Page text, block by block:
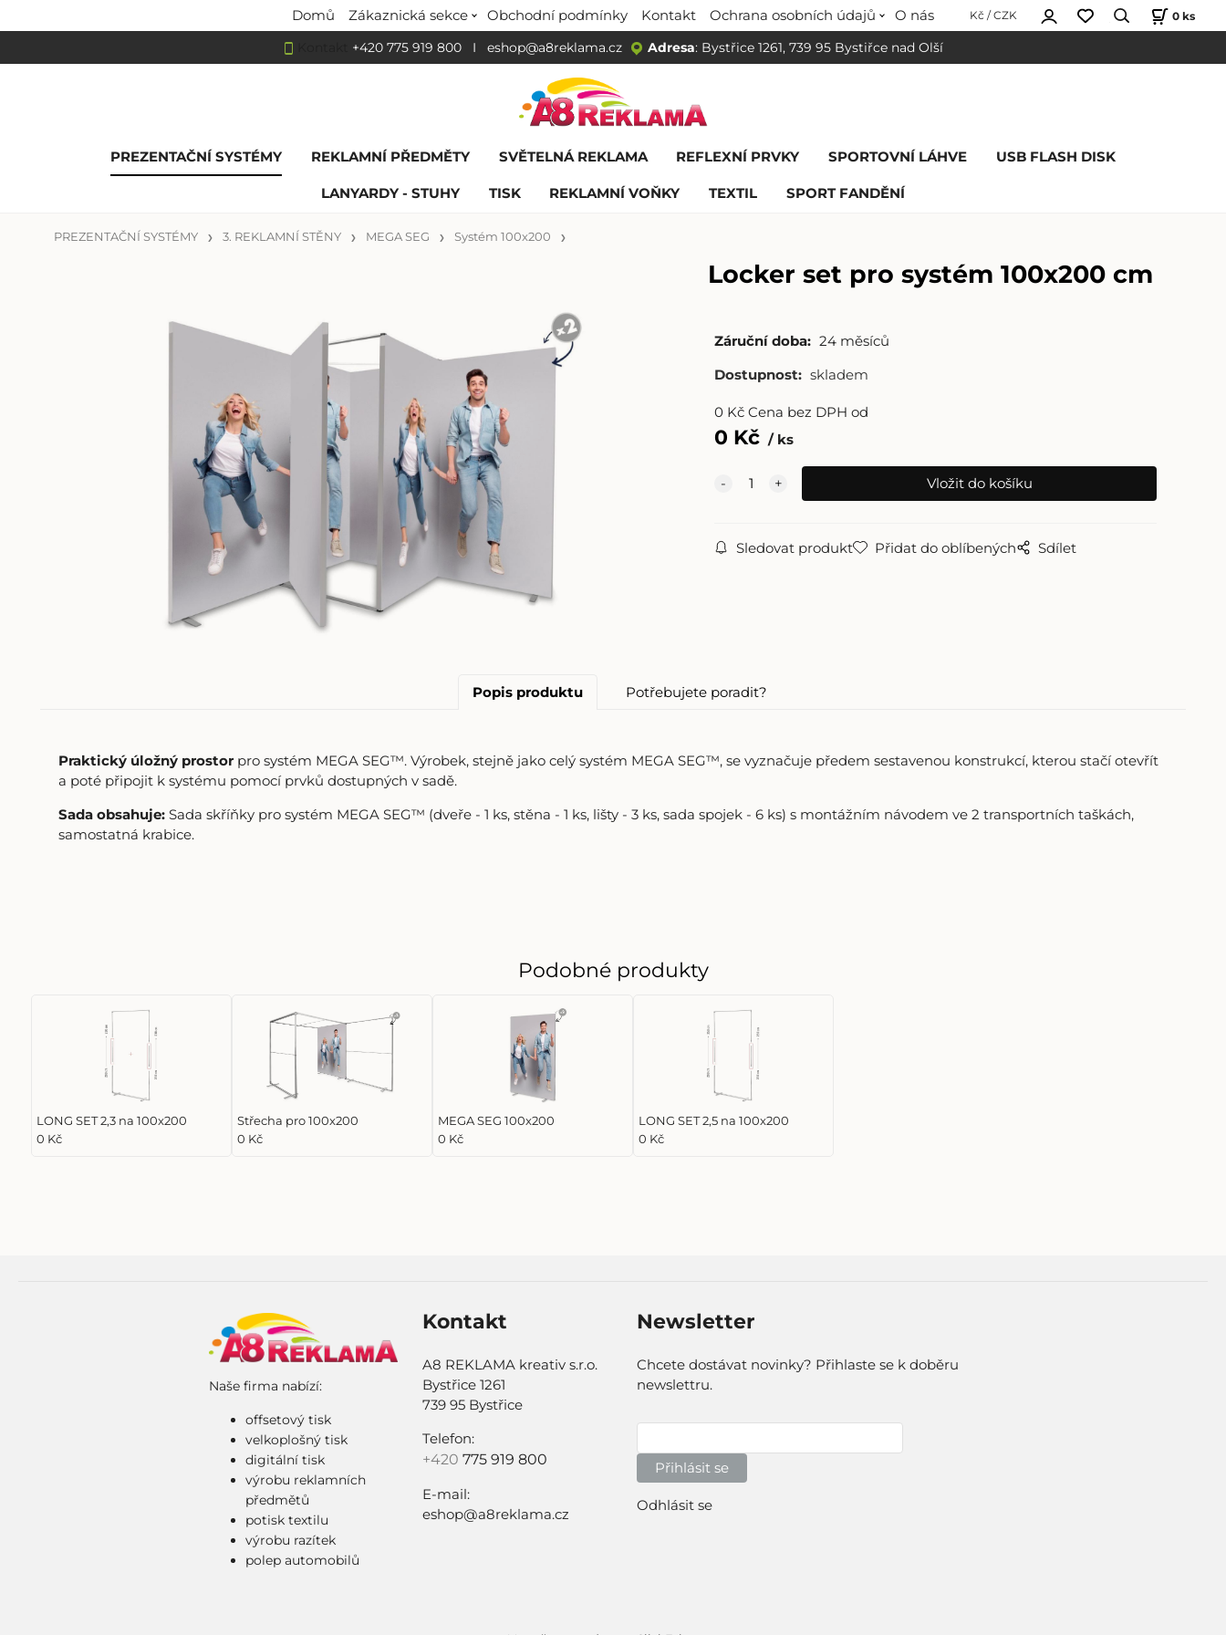
Domů Zákaznická sekce Obchodní podmínky Kontakt Ochrana osobních údajů O nás Kč / CZK 0 ks
+420 775 919 800I eshop@a8reklama.cz Adresa: Bystřice 1261, 739 95 Bystiřce nad Olší
PREZENTAČNÍ SYSTÉMY REKLAMNÍ PŘEDMĚTY SVĚTELNÁ REKLAMA REFLEXNÍ PRVKY SPORTOVNÍ LÁHVE USB FLASH DISK
LANYARDY - STUHY TISK REKLAMNÍ VOŇKY TEXTIL SPORT FANDĚNÍ
PREZENTAČNÍ SYSTÉMY 3. REKLAMNÍ STĚNY MEGA SEG Systém 100x200
Locker set pro systém 100x200 cm
Záruční doba: 24 měsíců
Dostupnost: skladem
0 KčCena bez DPH od
0 Kč ks
Sledovat produkt Přidat do oblíbených Sdílet
Popis produktu Potřebujete poradit?
Praktický úložný prostorpro systém MEGA SEG™. Výrobek, stejně jako celý systém MEGA SEG™, se vyznačuje předem sestavenou konstrukcí, kterou stačí otevřít
a poté připojit k systému pomocí prvků dostupných v sadě.
Sada obsahuje:Sada skříňky pro systém MEGA SEG™ (dveře - 1 ks, stěna - 1 ks, lišty - 3 ks, sada spojek - 6 ks) s montážním návodem ve 2 transportních taškách,
samostatná krabice.
Podobné produkty
LONG SET 2,3 na 100x200
0 Kč
Střecha pro 100x200
0 Kč
MEGA SEG 100x200
0 Kč
LONG SET 2,5 na 100x200
0 Kč
Naše firma nabízí:
offsetový tisk
velkoplošný tisk
digitální tisk
výrobu reklamních
předmětů
potisk textilu
výrobu razítek
polep automobilů
Kontakt
A8 REKLAMA kreativ s.r.o.
Bystřice 1261
739 95 Bystřice
Telefon:
+420775 919 800
E-mail:
eshop@a8reklama.cz
Newsletter
Chcete dostávat novinky? Přihlaste se k doběru
newslettru.
Přihlásit se
Odhlásit se